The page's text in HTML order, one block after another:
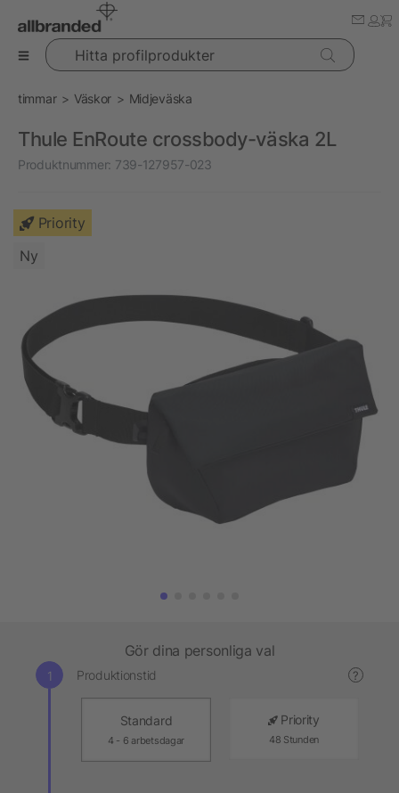
Hitta profilprodukter
timmar Väskor Midjeväska
Thule EnRoute crossbody-väska 2L
Produktnummer: 739-127957-023
Priority
Ny
Gör dina personliga val
Produktionstid ?
Standard
4 - 6 arbetsdagar
Priority
48 Stunden